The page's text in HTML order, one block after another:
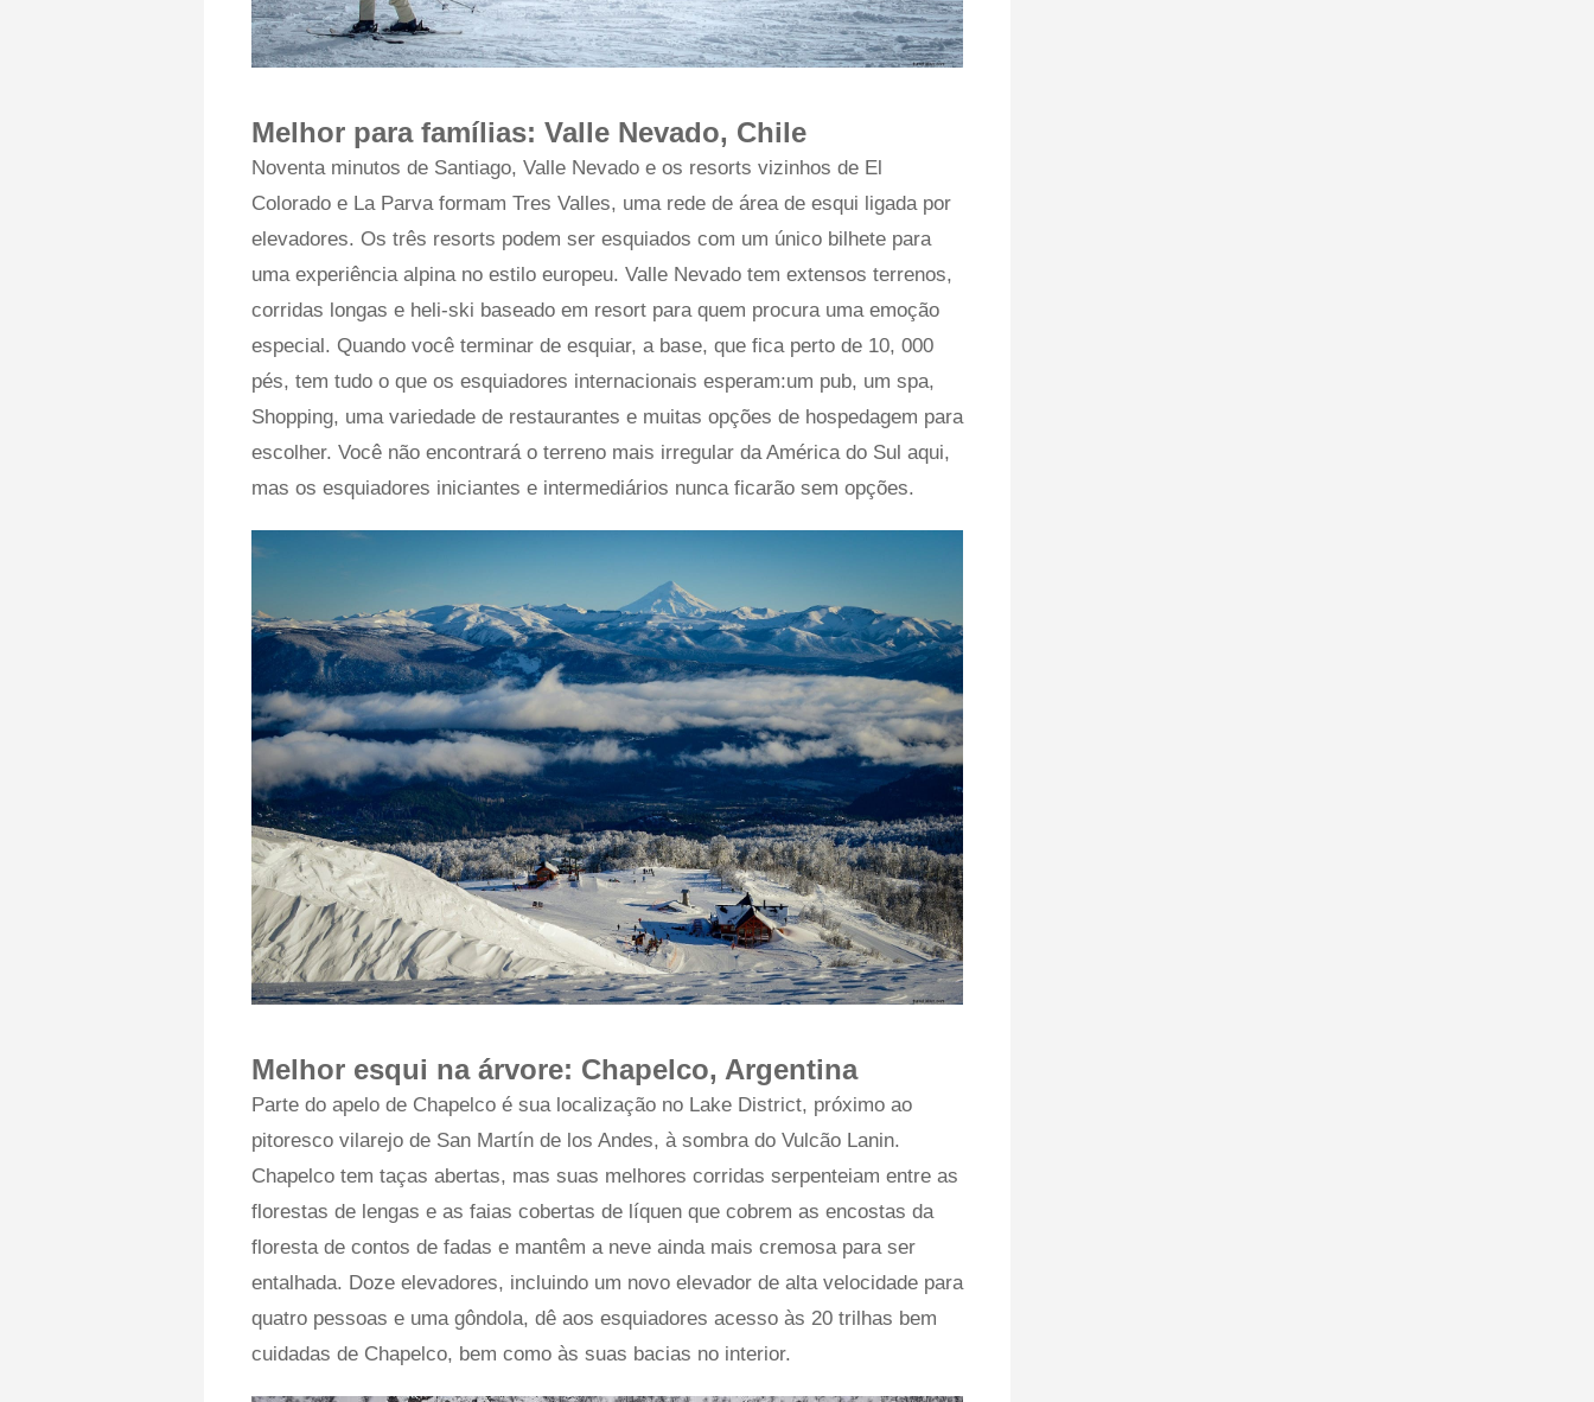
Melhor para famílias: Valle Nevado, Chile
Noventa minutos de Santiago, Valle Nevado e os resorts vizinhos de El
Colorado e La Parva formam Tres Valles, uma rede de área de esqui ligada por
elevadores. Os três resorts podem ser esquiados com um único bilhete para
uma experiência alpina no estilo europeu. Valle Nevado tem extensos terrenos,
corridas longas e heli-ski baseado em resort para quem procura uma emoção
especial. Quando você terminar de esquiar, a base, que fica perto de 10, 000
pés, tem tudo o que os esquiadores internacionais esperam:um pub, um spa,
Shopping, uma variedade de restaurantes e muitas opções de hospedagem para
escolher. Você não encontrará o terreno mais irregular da América do Sul aqui,
mas os esquiadores iniciantes e intermediários nunca ficarão sem opções.
Melhor esqui na árvore: Chapelco, Argentina
Parte do apelo de Chapelco é sua localização no Lake District, próximo ao
pitoresco vilarejo de San Martín de los Andes, à sombra do Vulcão Lanin.
Chapelco tem taças abertas, mas suas melhores corridas serpenteiam entre as
florestas de lengas e as faias cobertas de líquen que cobrem as encostas da
floresta de contos de fadas e mantêm a neve ainda mais cremosa para ser
entalhada. Doze elevadores, incluindo um novo elevador de alta velocidade para
quatro pessoas e uma gôndola, dê aos esquiadores acesso às 20 trilhas bem
cuidadas de Chapelco, bem como às suas bacias no interior.